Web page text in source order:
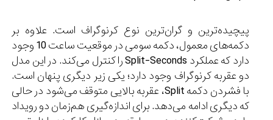
پیچیده‌ترین و گران‌ترین نوع کرنوگراف است. علاوه بر
دکمه‌های معمول، دکمه سومی در موقعیت ساعت 10 وجود
دارد که عملکرد Split-Seconds را کنترل می‌کند. در این مدل
دو عقربه کرنوگراف وجود دارد؛ یکی زیر دیگری پنهان است.
با فشردن دکمه Split، عقربه بالایی متوقف می‌شود در حالی
که دیگری ادامه می‌دهد. برای اندازه‌گیری هم‌زمان دو رویداد